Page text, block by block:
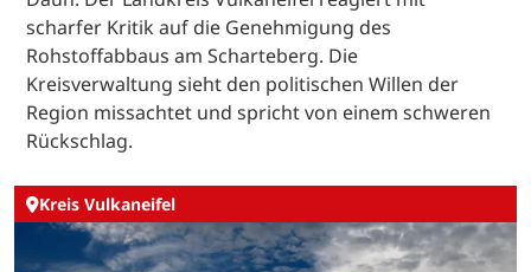
scharfer Kritik auf die Genehmigung des
Rohstoffabbaus am Scharteberg. Die
Kreisverwaltung sieht den politischen Willen der
Region missachtet und spricht von einem schweren
Rückschlag.
Kreis Vulkaneifel